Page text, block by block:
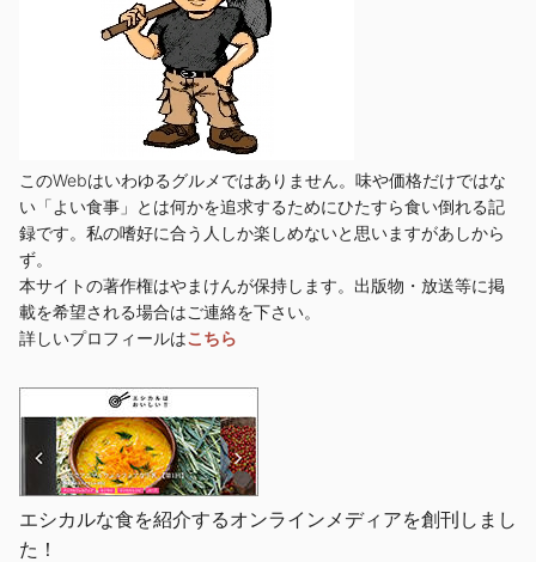
このWebはいわゆるグルメではありません。味や価格だけではな
い「よい食事」とは何かを追求するためにひたすら食い倒れる記
録です。私の嗜好に合う人しか楽しめないと思いますがあしから
ず。
本サイトの著作権はやまけんが保持します。出版物・放送等に掲
載を希望される場合はご連絡を下さい。
詳しいプロフィールはこちら
エシカルな食を紹介するオンラインメディアを創刊しまし
た！